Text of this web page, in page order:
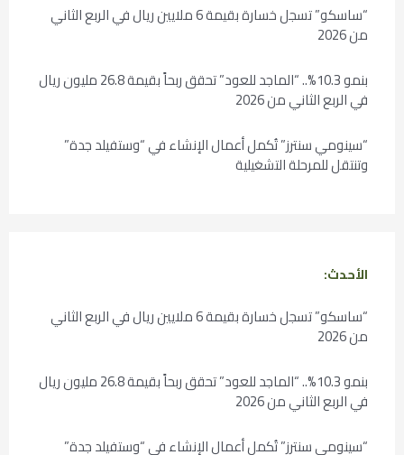
“ساسكو” تسجل خسارة بقيمة 6 ملايين ريال في الربع الثاني
من 2026
بنمو 10.3%.. “الماجد للعود” تحقق ربحاً بقيمة 26.8 مليون ريال
في الربع الثاني من 2026
“سينومي سنترز” تُكمل أعمال الإنشاء في “وستفيلد جدة”
وتنتقل للمرحلة التشغيلية
الأحدث:
“ساسكو” تسجل خسارة بقيمة 6 ملايين ريال في الربع الثاني
من 2026
بنمو 10.3%.. “الماجد للعود” تحقق ربحاً بقيمة 26.8 مليون ريال
في الربع الثاني من 2026
“سينومي سنترز” تُكمل أعمال الإنشاء في “وستفيلد جدة”